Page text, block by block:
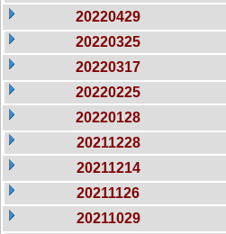
20220429
20220325
20220317
20220225
20220128
20211228
20211214
20211126
20211029